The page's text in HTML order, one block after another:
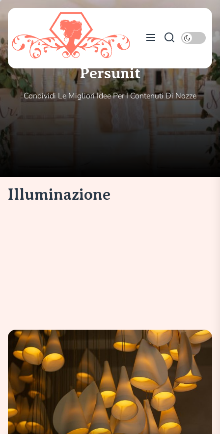
Skip
content
Persunit
Condividi Le Migliori Idee Per I Contenuti Di Nozze
Illuminazione